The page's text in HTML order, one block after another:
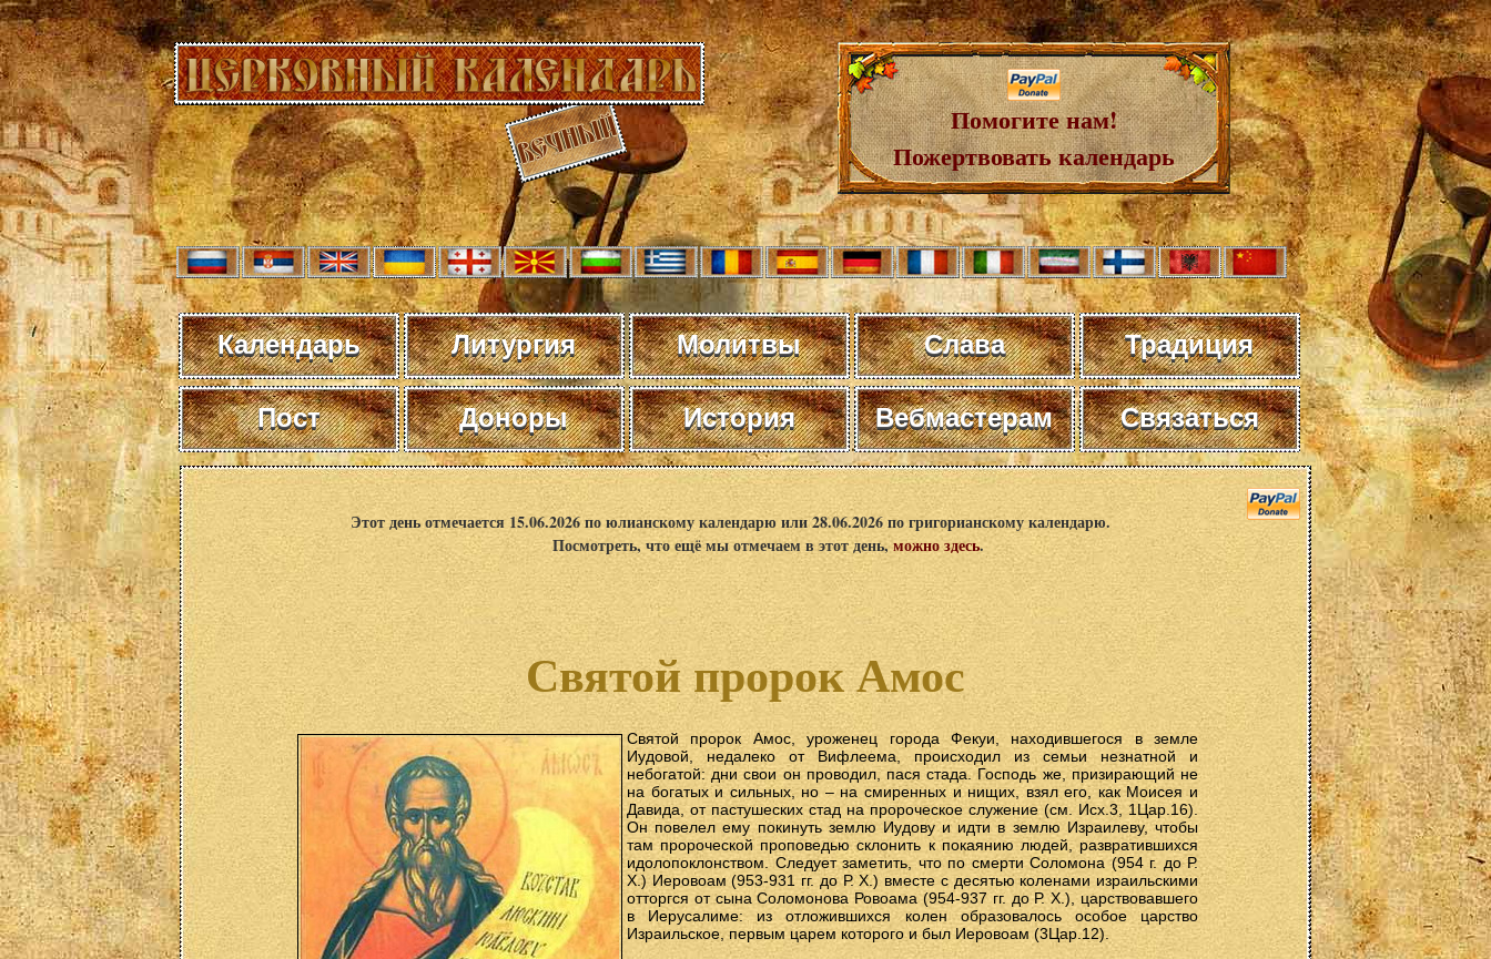
Помогите нам!
Пожертвовать календарь
Календарь Литургия Молитвы Слава Традиция
Пост Доноры История Вебмастерам Связаться
Этот день отмечается 15.06.2026 по юлианскому календарю или 28.06.2026 по григорианскому календарю.
Посмотреть, что ещё мы отмечаем в этот день,можно здесь.
Святой пророк Амос
Святой пророк Амос, уроженец города Фекуи, находившегося в земле
Иудовой, недалеко от Вифлеема, происходил из семьи незнатной и
небогатой: дни свои он проводил, пася стада. Господь же, призирающий не
на богатых и сильных, но – на смиренных и нищих, взял его, как Моисея и
Давида, от пастушеских стад на пророческое служение (см. Исх.3, 1Цар.16).
Он повелел ему покинуть землю Иудову и идти в землю Израилеву, чтобы
там пророческой проповедью склонить к покаянию людей, развратившихся
идолопоклонством. Следует заметить, что по смерти Соломона (954 г. до Р.
Х.) Иеровоам (953-931 гг. до Р. Х.) вместе с десятью коленами израильскими
отторгся от сына Соломонова Ровоама (954-937 гг. до Р. Х.), царствовавшего
в Иерусалиме: из отложившихся колен образовалось особое царство
Израильское, первым царем которого и был Иеровоам (3Цар.12).